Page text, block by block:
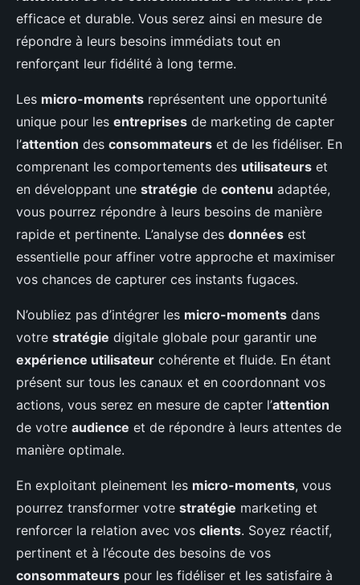
efficace et durable. Vous serez ainsi en mesure de
répondre à leurs besoins immédiats tout en
renforçant leur fidélité à long terme.
Les micro-moments représentent une opportunité
unique pour les entreprises de marketing de capter
l’attention des consommateurs et de les fidéliser. En
comprenant les comportements des utilisateurs et
en développant une stratégie de contenu adaptée,
vous pourrez répondre à leurs besoins de manière
rapide et pertinente. L’analyse des données est
essentielle pour affiner votre approche et maximiser
vos chances de capturer ces instants fugaces.
N’oubliez pas d’intégrer les micro-moments dans
votre stratégie digitale globale pour garantir une
expérience utilisateur cohérente et fluide. En étant
présent sur tous les canaux et en coordonnant vos
actions, vous serez en mesure de capter l’attention
de votre audience et de répondre à leurs attentes de
manière optimale.
En exploitant pleinement les micro-moments, vous
pourrez transformer votre stratégie marketing et
renforcer la relation avec vos clients. Soyez réactif,
pertinent et à l’écoute des besoins de vos
consommateurs pour les fidéliser et les satisfaire à